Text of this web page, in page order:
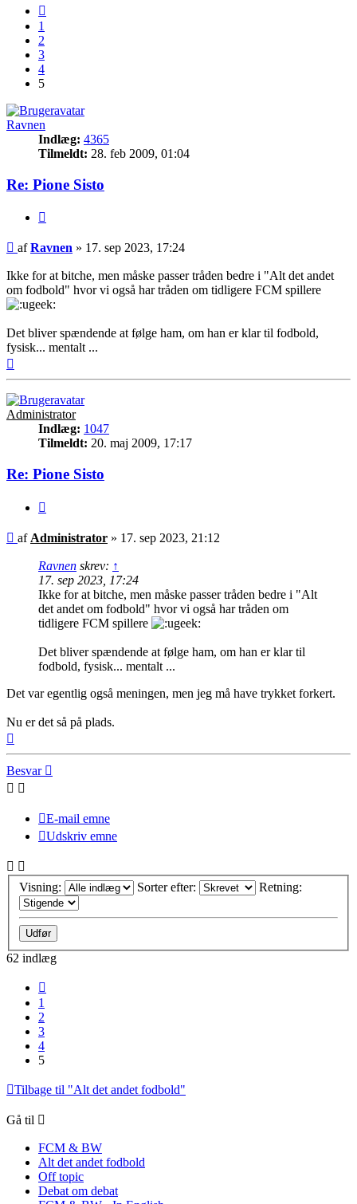
1
2
3
4
5
Ravnen
Indlæg: 4365
Tilmeldt: 28. feb 2009, 01:04
Re: Pione Sisto
Indlæg
afRavnen » 17. sep 2023, 17:24
Ikke for at bitche, men måske passer tråden bedre i "Alt det andet
om fodbold" hvor vi også har tråden om tidligere FCM spillere
Det bliver spændende at følge ham, om han er klar til fodbold,
fysisk... mentalt ...
Administrator
Indlæg: 1047
Tilmeldt: 20. maj 2009, 17:17
Re: Pione Sisto
Indlæg
af Administrator » 17. sep 2023, 21:12
Ravnen skrev: ↑
17. sep 2023, 17:24
Ikke for at bitche, men måske passer tråden bedre i "Alt
det andet om fodbold" hvor vi også har tråden om
tidligere FCM spillere
Det bliver spændende at følge ham, om han er klar til
fodbold, fysisk... mentalt ...
Det var egentlig også meningen, men jeg må have trykket forkert.
Nu er det så på plads.
Besvar
E-mail emne
Udskriv emne
Visning: Sorter efter: Retning:
62 indlæg
1
2
3
4
5
Tilbage til "Alt det andet fodbold"
Gå til
FCM & BW
Alt det andet fodbold
Off topic
Debat om debat